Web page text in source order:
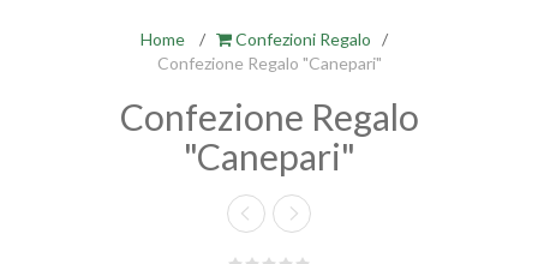
Home / Confezioni Regalo /
Confezione Regalo "Canepari"
Confezione Regalo
"Canepari"